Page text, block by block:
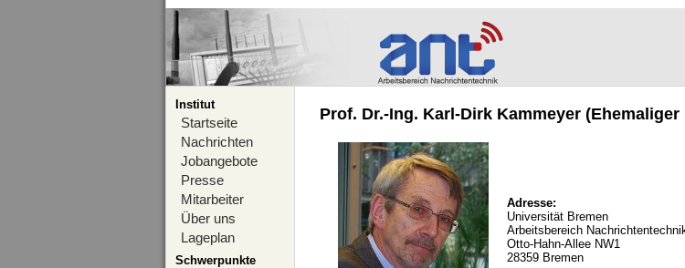
Institut
Startseite
Nachrichten
Jobangebote
Presse
Mitarbeiter
Über uns
Lageplan
Schwerpunkte
Prof. Dr.-Ing. Karl-Dirk Kammeyer
Adresse:
Universität Bremen
Arbeitsbereich
Otto-Hahn-Allee NW1
28359 Bremen